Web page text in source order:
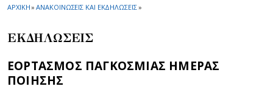
ΑΡΧΙΚΗ» ΑΝΑΚΟΙΝΩΣΕΙΣ ΚΑΙ ΕΚΔΗΛΩΣΕΙΣ»
ΕΚΔΗΛΩΣΕΙΣ
ΕΟΡΤΑΣΜΟΣ ΠΑΓΚΟΣΜΙΑΣ ΗΜΕΡΑΣ
ΠΟΙΗΣΗΣ